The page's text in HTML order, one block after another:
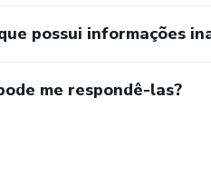
possui informações
me respondê-las?